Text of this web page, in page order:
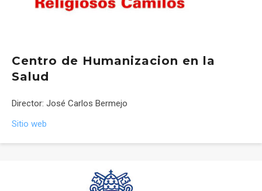
Centro de Humanizacion en la
Salud
Director: José Carlos Bermejo
Sitio web